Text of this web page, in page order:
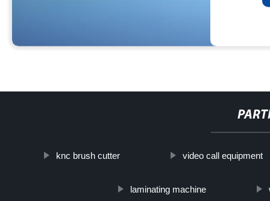
knc brush cutter video call equipment
laminating machine